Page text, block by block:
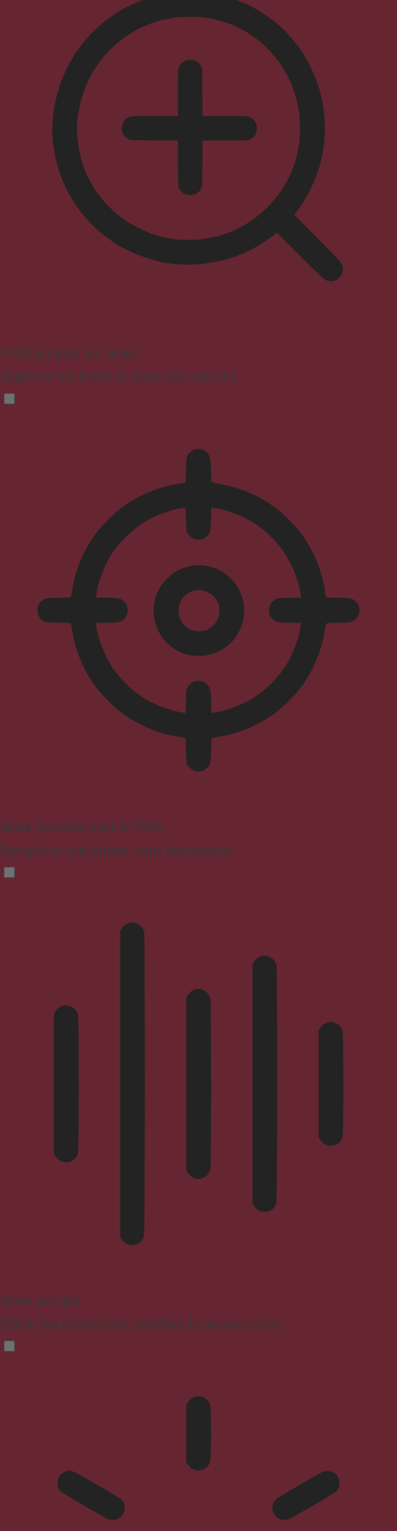
Profil sûr pour les crises
Supprime les flashs et réduit les couleurs
Mode convivial pour le TDAH
Navigation concentrée, sans distractions
Mode aveugle
Réduit les distractions, améliore la concentration